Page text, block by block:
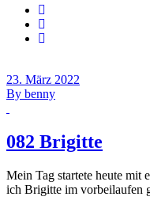
23. März 2022
By benny
082 Brigitte
Mein Tag startete heute mit
ich Brigitte im vorbeilaufen